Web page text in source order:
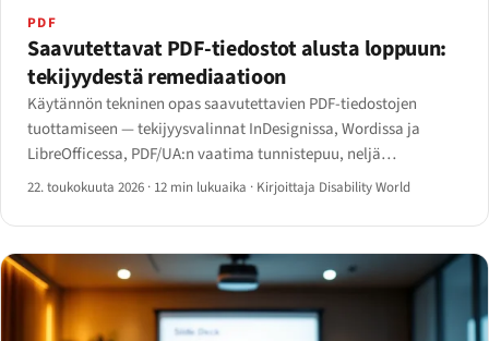
PDF
Saavutettavat PDF-tiedostot alusta loppuun:
tekijyydestä remediaatioon
Käytännön tekninen opas saavutettavien PDF-tiedostojen
tuottamiseen — tekijyysvalinnat InDesignissa, Wordissa ja
LibreOfficessa, PDF/UA:n vaatima tunnistepuu, neljä
remediaatiotyökalua sekä se, miten JAWS, NVDA, VoiceOver ja
22. toukokuuta 2026 · 12 min lukuaika · Kirjoittaja Disability World